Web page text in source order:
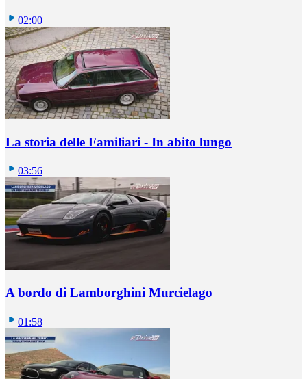
02:00
La storia delle Familiari - In abito lungo
03:56
A bordo di Lamborghini Murcielago
01:58